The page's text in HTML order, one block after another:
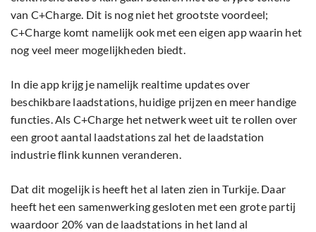
van C+Charge. Dit is nog niet het grootste voordeel;
C+Charge komt namelijk ook met een eigen app waarin het
nog veel meer mogelijkheden biedt.
In die app krijg je namelijk realtime updates over
beschikbare laadstations, huidige prijzen en meer handige
functies. Als C+Charge het netwerk weet uit te rollen over
een groot aantal laadstations zal het de laadstation
industrie flink kunnen veranderen.
Dat dit mogelijk is heeft het al laten zien in Turkije. Daar
heeft het een samenwerking gesloten met een grote partij
waardoor 20% van de laadstations in het land al